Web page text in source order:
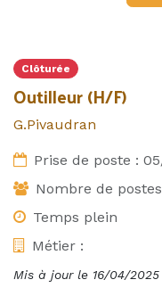
Clôturée
Outilleur (H/F)
G.Pivaudran
Prise de poste :
Nombre de
Temps plein
Métier :
Mis à jour le 16/04/2025